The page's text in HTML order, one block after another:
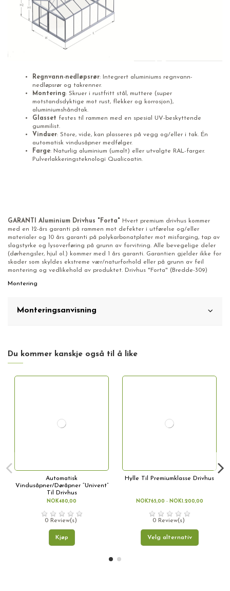
Regnvann-nedløpsrør: Integrert aluminiums regnvann-
nedløpsrør og takrenner.
Montering: Skruer i rustfritt stål, muttere (super
motstandsdyktige mot rust, flekker og korrosjon),
aluminiumshåndtak.
Glasset festes til rammen med en spesial UV-beskyttende
gummilist.
Vinduer: Store, vide, kan plasseres på vegg og/eller i tak. Én
automatisk vindusåpner medfølger.
Farge: Naturlig aluminium (umalt) eller utvalgte RAL-farger.
Pulverlakkeringsteknologi Qualicoatin.
GARANTI Aluminium Drivhus "Forta"
Hvert premium drivhus kommer
med en 12-års garanti på rammen mot defekter i utførelse og/eller
materialer og 10 års garanti på polykarbonatplater mot misfarging, tap av
slagstyrke og lysoverføring på grunn av forvitring. Alle bevegelige deler
(dørhengsler, hjul ol.) kommer med 1 års garanti. Garantien gjelder ikke for
skader som skyldes ekstreme vær/naturforhold eller på grunn av feil
montering og vedlikehold av produktet. Drivhus "Forta" (Bredde-309)
Montering
Monteringsanvisning
Du kommer kanskje også til å like
Automatisk
Vindusåpner/Døråpner “Univent”
Til Drivhus
NOK480,00
0 Review(s)
Kjøp
Hylle Til Premiumklasse Drivhus
NOK765,00 - NOK1.200,00
0 Review(s)
Velg alternativ